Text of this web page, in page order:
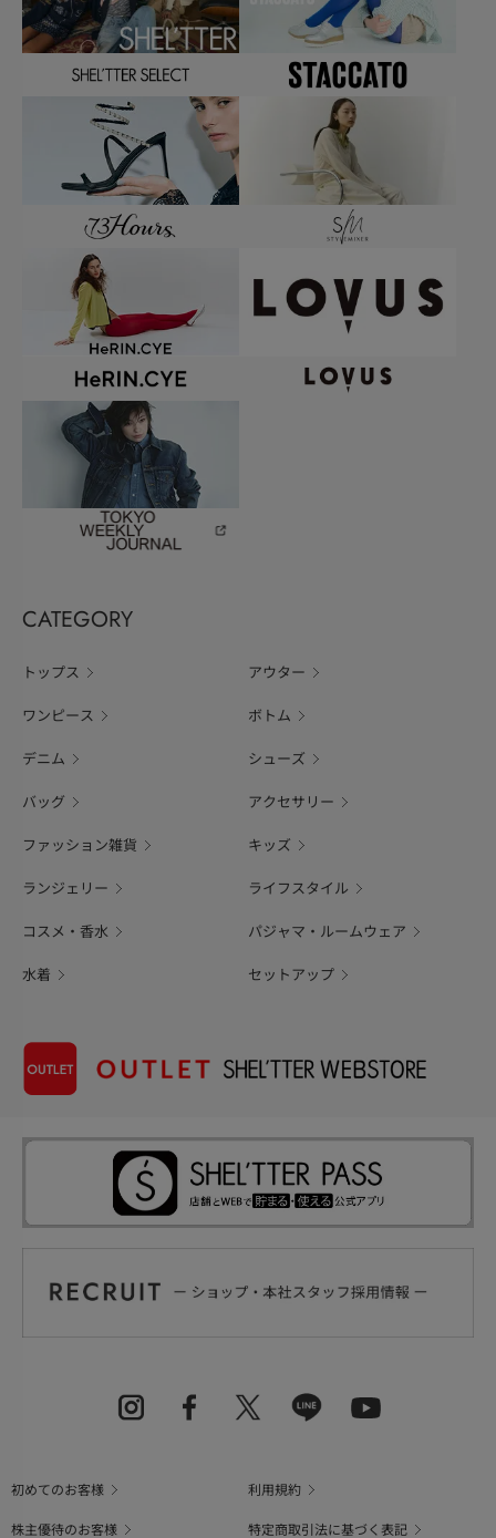
CATEGORY
トップス アウター
ワンピース ボトム
デニム シューズ
バッグ アクセサリー
ファッション雑貨 キッズ
ランジェリー ライフスタイル
コスメ・香水 パジャマ・ルームウェア
水着 セットアップ
初めてのお客様
利用規約
株主優待のお客様
特定商取引法に基づく表記